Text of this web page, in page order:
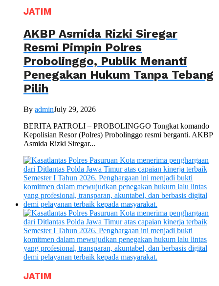
JATIM
AKBP Asmida Rizki Siregar
Resmi Pimpin Polres
Probolinggo, Publik Menanti
Penegakan Hukum Tanpa Tebang
Pilih
By adminJuly 29, 2026
BERITA PATROLI – PROBOLINGGO Tongkat komando
Kepolisian Resor (Polres) Probolinggo resmi berganti. AKBP
Asmida Rizki Siregar...
JATIM